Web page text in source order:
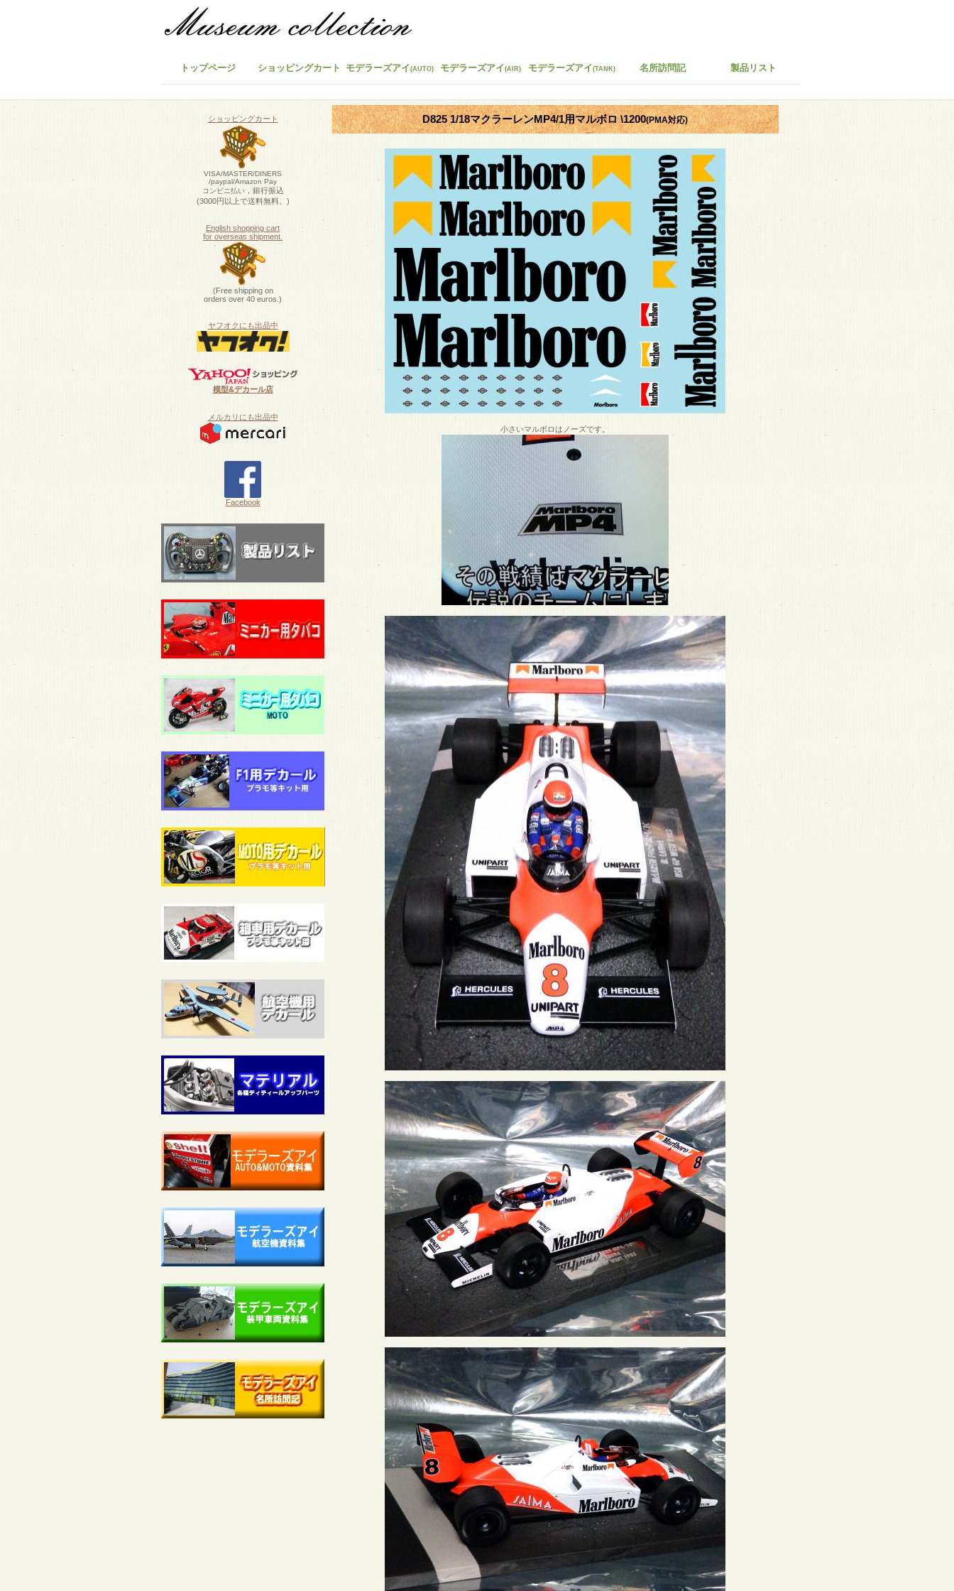
D825 1/18マクラーレンMP4/1用マルボロ \1200(PMA対応)
小さいマルボロはノーズです。
トップページ ショッピングカート モデラーズアイ(AUTO) モデラーズアイ(AIR) モデラーズアイ(TANK) 名所訪問記 製品リスト
ショッピングカート
VISA/MASTER/DINERS
/paypal/Amazon Pay
コンビニ払い，銀行振込
(3000円以上で送料無料。)
English shopping cart
for overseas shipment.
(Free shipping on
orders over 40 euros.)
ヤフオクにも出品中
模型&デカール店
メルカリにも出品中
Facebook